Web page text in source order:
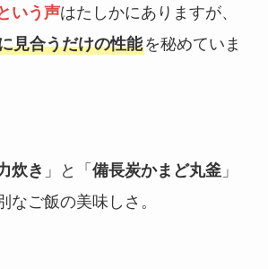
いう声はたしかにありますが、
見合うだけの性能を秘めていま
炊き 」と「 備長炭かまど丸釜」
なご飯の美味しさ。